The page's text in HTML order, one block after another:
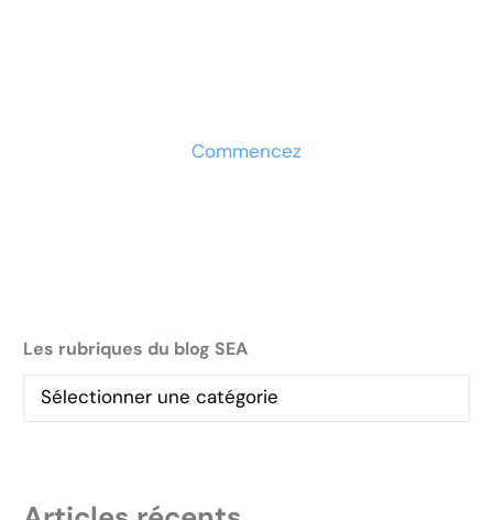
Commencez
Les rubriques du blog SEA